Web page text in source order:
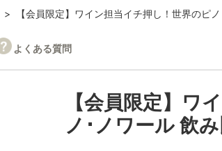
【会員限定】ワイン担当イチ押し！世界のピ
よくある質問
【会員限定】ワ
ノ･ノワール 飲